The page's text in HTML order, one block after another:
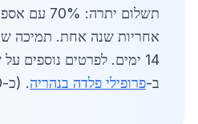
תשלום
14 ימים. לפרטים נוספים
ב-פרופילי פלדה בנהריה. (כ-1350 מילים)